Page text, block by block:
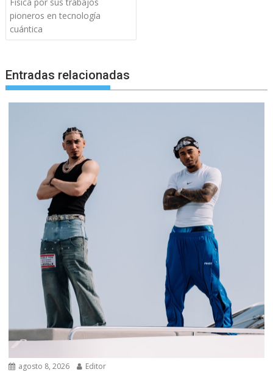
pioneros en tecnología
cuántica
Entradas relacionadas
agosto 8, 2026 Editor